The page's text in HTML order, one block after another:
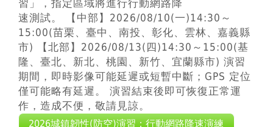
習」，指定區域將進行行動網路降
速測試。 【中部】2026/08/10(一)14:30～
15:00(苗栗、臺中、南投、彰化、雲林、嘉義縣
市) 【北部】2026/08/13(四)14:30～15:00(基
隆、臺北、新北、桃園、新竹、宜蘭縣市) 演習
期間，即時影像可能延遲或短暫中斷；GPS 定位
僅可能略有延遲。 演習結束後即可恢復正常運
作，造成不便，敬請見諒。
2026城鎮韌性(防空)演習：行動網路降速演練